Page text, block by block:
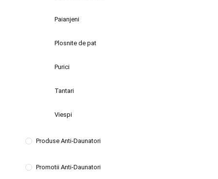
Paianjeni
Plosnite de pat
Purici
Tantari
Viespi
Produse Anti-Daunatori
Promotii Anti-Daunatori